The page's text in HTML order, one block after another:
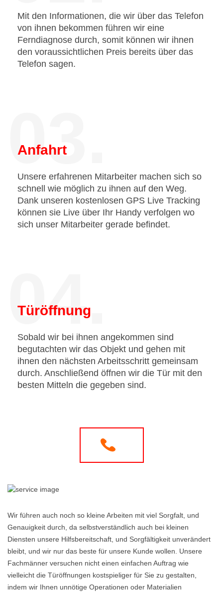
Mit den Informationen, die wir über das Telefon
von ihnen bekommen führen wir eine
Ferndiagnose durch, somit können wir ihnen
den voraussichtlichen Preis bereits über das
Telefon sagen.
03.
Anfahrt
Unsere erfahrenen Mitarbeiter machen sich so
schnell wie möglich zu ihnen auf den Weg.
Dank unseren kostenlosen GPS Live Tracking
können sie Live über Ihr Handy verfolgen wo
sich unser Mitarbeiter gerade befindet.
04.
Türöffnung
Sobald wir bei ihnen angekommen sind
begutachten wir das Objekt und gehen mit
ihnen den nächsten Arbeitsschritt gemeinsam
durch. Anschließend öffnen wir die Tür mit den
besten Mitteln die gegeben sind.
Wir führen auch noch so kleine Arbeiten mit viel Sorgfalt, und
Genauigkeit durch, da selbstverständlich auch bei kleinen
Diensten unsere Hilfsbereitschaft, und Sorgfältigkeit unverändert
bleibt, und wir nur das beste für unsere Kunde wollen. Unsere
Fachmänner versuchen nicht einen einfachen Auftrag wie
vielleicht die Türöffnungen kostspieliger für Sie zu gestalten,
indem wir Ihnen unnötige Operationen oder Materialien